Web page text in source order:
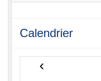
Calendrier